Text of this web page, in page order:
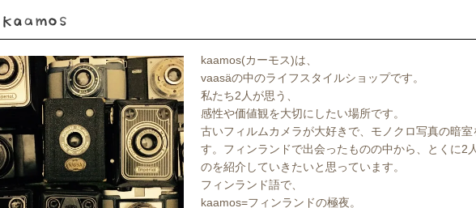
kaamos(カーモス)は、
vaasäの中のライフスタイルショップです。
私たち2人が思う、
感性や価値観を大切にしたい場所です。
古いフィルムカメラが大好きで、モノクロ写真の暗
す。フィンランドで出会ったものの中から、とくに2
のを紹介していきたいと思っています。
フィンランド語で、
kaamos=フィンランドの極夜。